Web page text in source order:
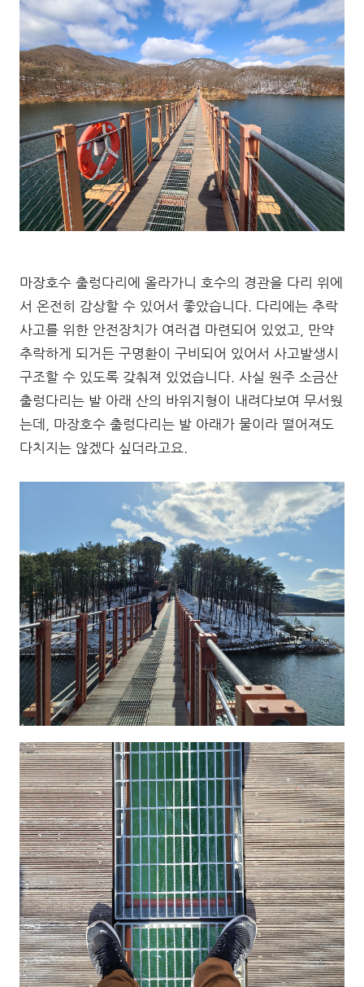
마장호수 출렁다리에 올라가니 호수의 경관을 다리 위에
서 온전히 감상할 수 있어서 좋았습니다. 다리에는 추락
사고를 위한 안전장치가 여러겹 마련되어 있었고, 만약
추락하게 되거든 구명환이 구비되어 있어서 사고발생시
구조할 수 있도록 갖춰져 있었습니다. 사실 원주 소금산
출렁다리는 발 아래 산의 바위지형이 내려다보여 무서웠
는데, 마장호수 출렁다리는 발 아래가 물이라 떨어져도
다치지는 않겠다 싶더라고요.